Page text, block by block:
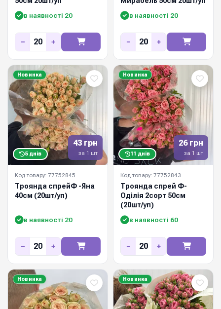
в наявності 20
− +
в наявності 20
− +
43 грн
за 1 шт
Новинка
5 днів
Код товару: 77752845
Троянда спрейФ -Яна
40см (20шт/уп)
в наявності 20
− +
26 грн
за 1 шт
Новинка
11 днів
Код товару: 77752843
Троянда спрей Ф-
Оділія 2сорт 50см
(20шт/уп)
в наявності 60
− +
Новинка Новинка